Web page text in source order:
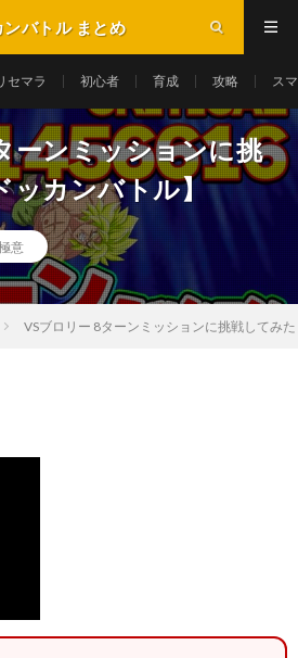
ンバトル まとめ
セマラ 初心者 育成 攻略 ス
ーンミッションに挑
ッカンバトル】
意
VSブロリー 8ターンミッションに挑戦してみ